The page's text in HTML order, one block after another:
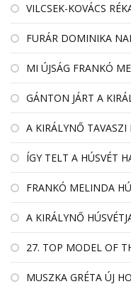
VILCSEK-KOVÁCS
FURÁR DOMINIKA
MI ÚJSÁG FRANKÓ
GÁNTON JÁRT A
A KIRÁLYNŐ TAVASZI
ÍGY TELT A HÚSVÉT
FRANKÓ MELINDA
A KIRÁLYNŐ
27. TOP MODEL OF
MUSZKA GRÉTA ÚJ